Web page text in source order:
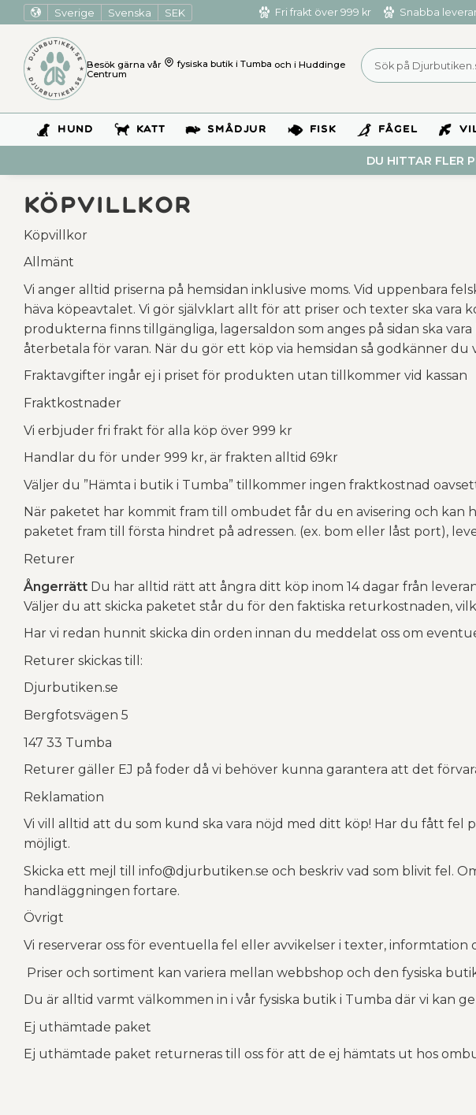
Sverige Svenska SEK Fri frakt över 999 kr Snabba
Besök gärna vår fysiska butik i Tumba och i Huddinge
Centrum
HUND KATT SMÅDJUR FISK FÅGEL
DU HITTAR FLER
Köpvillkor
Köpvillkor
Allmänt
Vi anger alltid priserna på hemsidan inklusive moms. Vid uppenbara
häva köpeavtalet. Vi gör självklart allt för att priser och texter ska
produkterna finns tillgängliga, lagersaldon som anges på sidan ska
återbetala för varan. När du gör ett köp via hemsidan så godkänner
Fraktavgifter ingår ej i priset för produkten utan tillkommer vid kassan
Fraktkostnader
Vi erbjuder fri frakt för alla köp över 999 kr
Handlar du för under 999 kr, är frakten alltid 69kr
Väljer du ”Hämta i butik i Tumba” tillkommer ingen fraktkostnad
När paketet har kommit fram till ombudet får du en avisering och kan
paketet fram till första hindret på adressen. (ex. bom eller låst port),
Returer
Ångerrätt Du har alltid rätt att ångra ditt köp inom 14 dagar från
Väljer du att skicka paketet står du för den faktiska returkostnaden,
Har vi redan hunnit skicka din orden innan du meddelat oss om
Returer skickas till:
Djurbutiken.se
Bergfotsvägen 5
147 33 Tumba
Returer gäller EJ på foder då vi behöver kunna garantera att det
Reklamation
Vi vill alltid att du som kund ska vara nöjd med ditt köp! Har du fått
möjligt.
Skicka ett mejl till info@djurbutiken.se och beskriv vad som blivit fel.
handläggningen fortare.
Övrigt
Vi reserverar oss för eventuella fel eller avvikelser i texter,
Priser och sortiment kan variera mellan webbshop och den fysiska
Du är alltid varmt välkommen in i vår fysiska butik i Tumba där vi kan
Ej uthämtade paket
Ej uthämtade paket returneras till oss för att de ej hämtats ut hos